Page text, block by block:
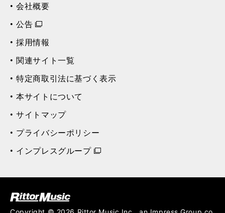
会社概要
公告
採用情報
関連サイト一覧
特定商取引法に基づく表示
本サイトについて
サイトマップ
プライバシーポリシー
インプレスグループ
ジック (Rittor Musi